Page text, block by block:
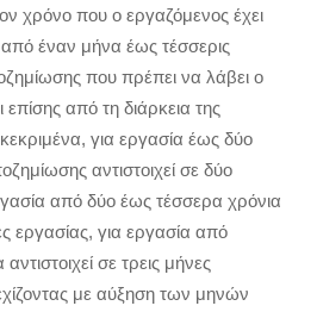
χρόνο που ο εργαζόμενος έχει
από έναν μήνα έως τέσσερις
που πρέπει να λάβει ο
από τη διάρκεια της
για εργασία έως δύο
αντιστοιχεί σε δύο
από δύο έως τέσσερα χρόνια
εργασίας, για εργασία από
σε τρεις μήνες
με αύξηση των μηνών